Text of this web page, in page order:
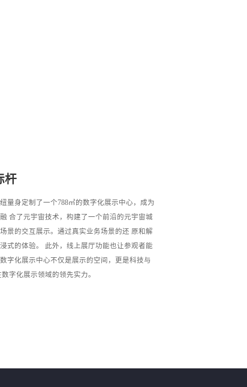
杆
量身定制了一个788㎡的数字化展示中心，成为
合了元宇宙技术，构建了一个前沿的元宇宙城
景的交互展示。通过真实业务场景的还 原和解
式的体验。 此外，线上展厅功能也让参观者能
字化展示中心不仅是展示的空间，更是科技与
字化展示领域的领先实力。